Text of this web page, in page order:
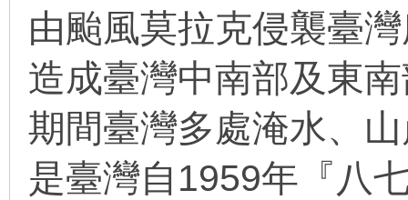
由颱風莫拉克侵襲臺
造成臺灣中南部及東
期間臺灣多處淹水、
是臺灣自1959年『八